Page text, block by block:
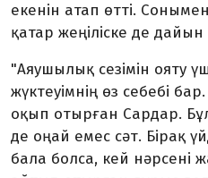
екенін атап өтті.
қатар жеңіліске де
"Аяушылық сезімін ояту
жүктеуімнің өз себебі
оқып отырған Сардар.
де оңай емес сәт. Бірақ
бала болса, кей нәрсені